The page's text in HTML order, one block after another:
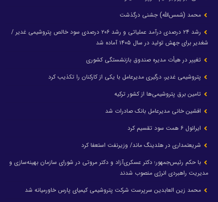
محمد (شمس‌الله) جشنی درگذشت
رشد ۲۴ درصدی درآمد عملیاتی و رشد ۲۰۶ درصدی سود خالص پتروشیمی غدیر /
شغدیر برای جهش تولید در سال ۱۴۰۵ آماده شد
تغییر در هیأت مدیره صندوق بازنشستگی کشوری
پتروشیمی غدیر، درگیری مدیرعامل با یکی از کارکنان را تکذیب کرد
تامین برق پتروشیمی‌ها از کشور ترکیه
افشین خانی مدیرعامل بانک صادرات شد
ایرانول ۶ همت سود تقسیم کرد
شریعتمداری در هلدینگ ماند/ وزیرنفت استعفا کرد
با حکم رئیس‌جمهور؛ دکتر عسکری‌آزاد و دکتر مروتی در شورای سازمان بهینه‌سازی و
مدیریت راهبردی انرژی منصوب شدند
محمد زین العابدین سرپرست شرکت پتروشیمی کیمیای پارس خاورمیانه شد